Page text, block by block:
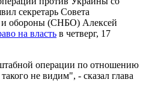
секретарь Совета
и обороны (СНБО) Алексей
на власть в четверг, 17
операции по отношению
не видим", - сказал глава